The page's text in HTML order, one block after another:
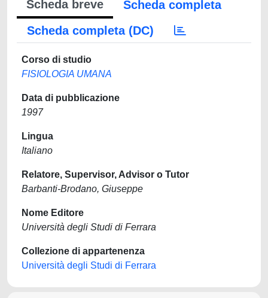
Scheda breve
Scheda completa
Scheda completa (DC)
Corso di studio
FISIOLOGIA UMANA
Data di pubblicazione
1997
Lingua
Italiano
Relatore, Supervisor, Advisor o Tutor
Barbanti-Brodano, Giuseppe
Nome Editore
Università degli Studi di Ferrara
Collezione di appartenenza
Università degli Studi di Ferrara